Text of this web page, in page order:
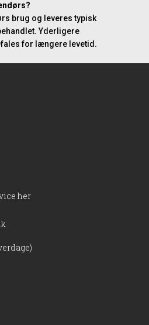
brug og leveres typisk
Yderligere
for længere levetid.
her